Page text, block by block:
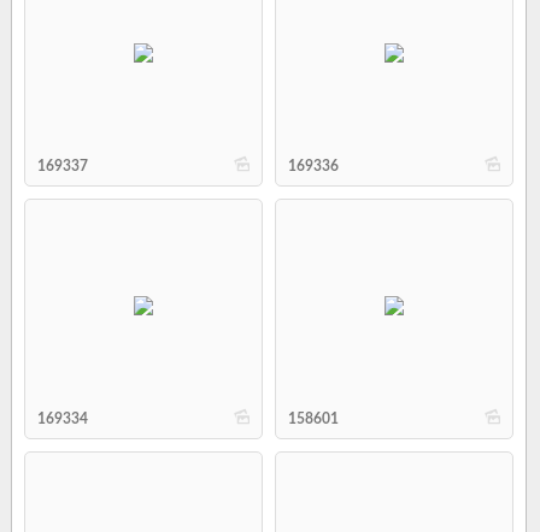
b
169337 b
169336
b
169334 b
158601